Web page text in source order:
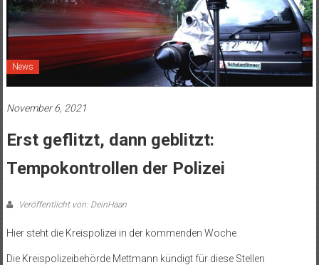
News
November 6, 2021
Erst geflitzt, dann geblitzt:
Tempokontrollen der Polizei
Veröffentlicht von: DeinHaan
Hier steht die Kreispolizei in der kommenden Woche
Die Kreispolizeibehörde Mettmann kündigt für diese Stellen